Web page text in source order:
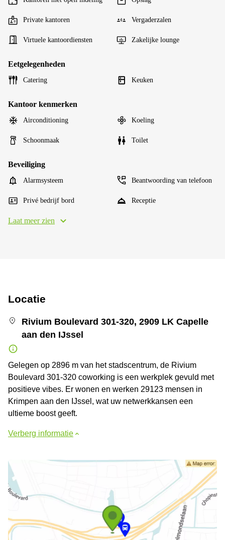
Private kantoren Vergaderzalen
Virtuele kantoordiensten Zakelijke lounge
Eetgelegenheden
Catering Keuken
Kantoor kenmerken
Airconditioning Koeling
Schoonmaak Toilet
Beveiliging
Alarmsysteem Beantwoording van telefoon
Privé bedrijf bord Receptie
Laat meer zien
Locatie
Rivium Boulevard 301-320, 2909 LK Capelle
aan den IJssel
Gelegen op 2896 m van het stadscentrum, de Rivium
Boulevard 301-320 coworking is een werkplek gevuld met
positieve vibes. Er wonen en werken 29123 mensen in
Krimpen aan den IJssel, wat uw netwerkkansen een
ultieme boost geeft.
Verberg informatie